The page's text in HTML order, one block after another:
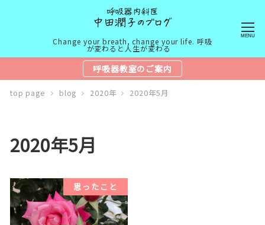
Change your breath, change your life. 呼吸
が変わると人生が変わる
MENU
呼吸器教室のご案内
top page blog 2020年 2020年5月
2020年5月
思ったこと